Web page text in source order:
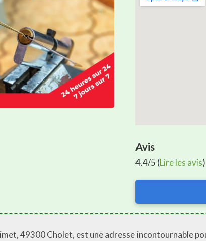
Avis
4.4/5 (Lire les avis)
49300 Cholet, est une adresse incontournable